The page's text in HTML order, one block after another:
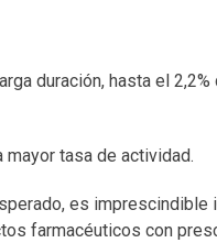
duración, hasta el 2,2%
tasa de actividad.
es
farmacéuticos con